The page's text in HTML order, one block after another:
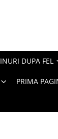
DUPA FEL
PRIMA